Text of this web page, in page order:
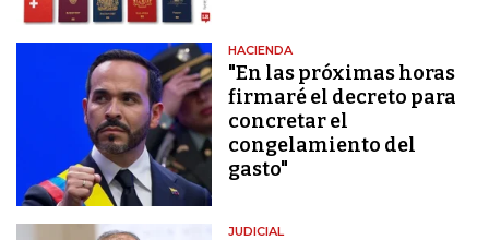
HACIENDA
"En las próximas horas
firmaré el decreto para
concretar el
congelamiento del
gasto"
JUDICIAL